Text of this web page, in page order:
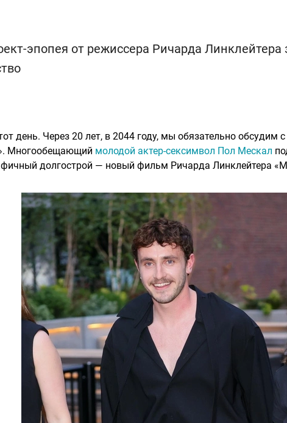
эпопея от режиссера Ричарда Линклейтера
день. Через 20 лет, в 2044 году, мы обязательно обсудим
Многообещающий молодой актер-сексимвол Пол Мескал
долгострой — новый фильм Ричарда Линклейтера